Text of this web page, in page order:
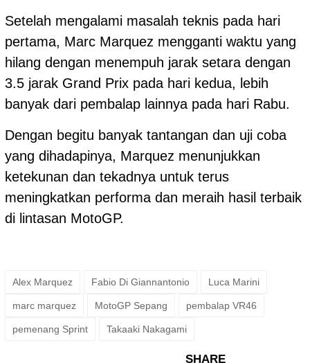
Setelah mengalami masalah teknis pada hari
pertama, Marc Marquez mengganti waktu yang
hilang dengan menempuh jarak setara dengan
3.5 jarak Grand Prix pada hari kedua, lebih
banyak dari pembalap lainnya pada hari Rabu.
Dengan begitu banyak tantangan dan uji coba
yang dihadapinya, Marquez menunjukkan
ketekunan dan tekadnya untuk terus
meningkatkan performa dan meraih hasil terbaik
di lintasan MotoGP.
Alex Marquez Fabio Di Giannantonio Luca Marini
marc marquez MotoGP Sepang pembalap VR46
pemenang Sprint Takaaki Nakagami
SHARE